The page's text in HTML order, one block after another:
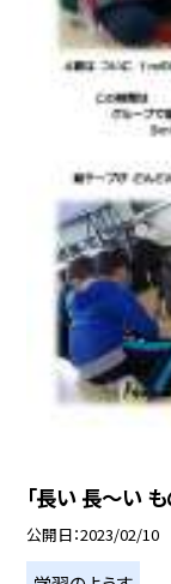
「長い 長〜い
公開日 2023/02/10